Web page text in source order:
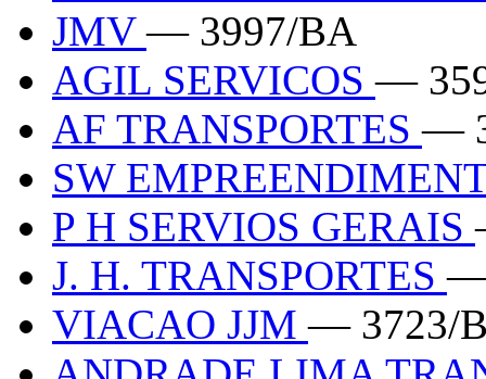
JMV— 3997/BA
AGIL SERVICOS—
AF TRANSPORTES—
SW
P H SERVIOS GERAIS
J. H. TRANSPORTES—
VIACAO JJM— 3723/